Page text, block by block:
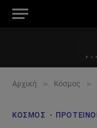
Αρχική » Κόσμος »
ΚΌΣΜΟΣ